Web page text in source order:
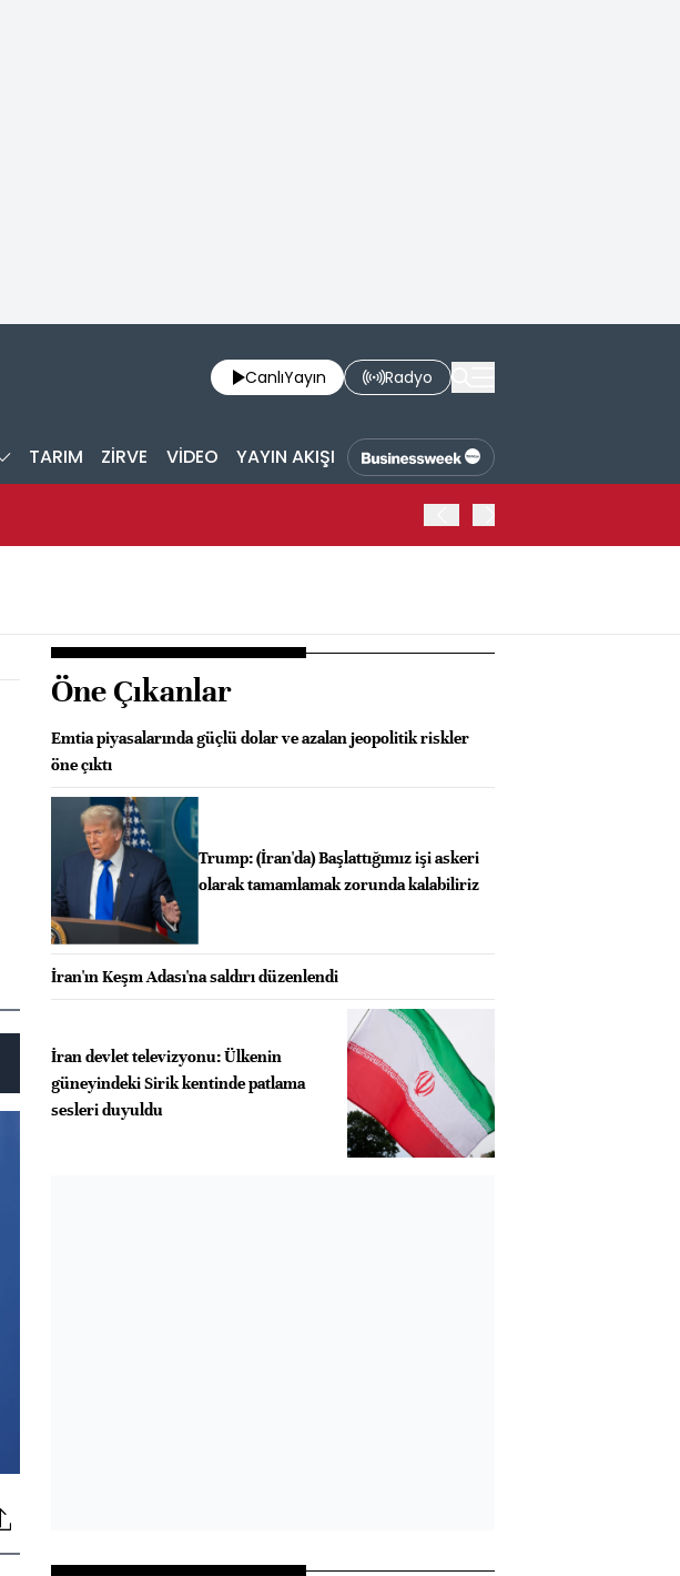
CanlıYayın Radyo
TARIM ZİRVE VİDEO YAYIN AKIŞI
Öne Çıkanlar
Emtia piyasalarında güçlü dolar ve azalan jeopolitik riskler
öne çıktı
Trump: (İran'da) Başlattığımız işi askeri
olarak tamamlamak zorunda kalabiliriz
İran'ın Keşm Adası'na saldırı düzenlendi
İran devlet televizyonu: Ülkenin
güneyindeki Sirik kentinde patlama
sesleri duyuldu